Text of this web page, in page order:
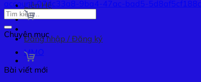
Liên Hệ
Đăng nhập / Đăng ký
account-07dc33a8-9ba4-47ac-bad5-5d8af5cf188c
Chuyên mục
MMO
Bài viết mới